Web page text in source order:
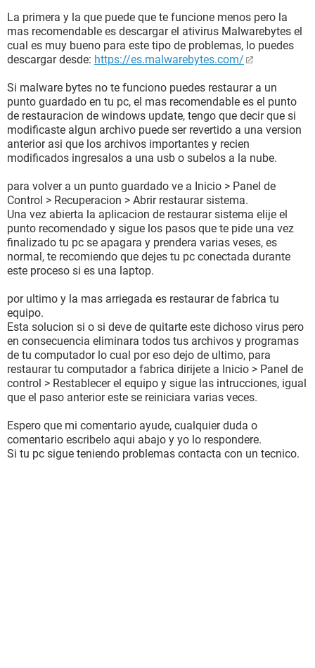
La primera y la que puede que te funcione menos pero la
mas recomendable es descargar el ativirus Malwarebytes el
cual es muy bueno para este tipo de problemas, lo puedes
descargar desde: https://es.malwarebytes.com/
Si malware bytes no te funciono puedes restaurar a un
punto guardado en tu pc, el mas recomendable es el punto
de restauracion de windows update, tengo que decir que si
modificaste algun archivo puede ser revertido a una version
anterior asi que los archivos importantes y recien
modificados ingresalos a una usb o subelos a la nube.
para volver a un punto guardado ve a Inicio > Panel de
Control > Recuperacion > Abrir restaurar sistema.
Una vez abierta la aplicacion de restaurar sistema elije el
punto recomendado y sigue los pasos que te pide una vez
finalizado tu pc se apagara y prendera varias veses, es
normal, te recomiendo que dejes tu pc conectada durante
este proceso si es una laptop.
por ultimo y la mas arriegada es restaurar de fabrica tu
equipo.
Esta solucion si o si deve de quitarte este dichoso virus pero
en consecuencia eliminara todos tus archivos y programas
de tu computador lo cual por eso dejo de ultimo, para
restaurar tu computador a fabrica dirijete a Inicio > Panel de
control > Restablecer el equipo y sigue las intrucciones, igual
que el paso anterior este se reiniciara varias veces.
Espero que mi comentario ayude, cualquier duda o
comentario escribelo aqui abajo y yo lo respondere.
Si tu pc sigue teniendo problemas contacta con un tecnico.